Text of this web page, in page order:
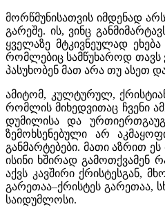
მორწმუნისათვის იმდენად
გარეშე. ის, ვინც
ყველაზე მტკივნეულად
რომლებიც სამწუხაროდ თავს
პასუხობენ მათ არა თუ ასეთ
ამიტომ, კულტურულ,
რომლის მიხედვითაც ჩვენი
დუმილისა და
ზემოხსენებული არ
განმარტებები. მათი აზრით
ისინი ხშირად
აქვს კავშირი ქრისტესგან,
გარეთაა–ქრისტეს
საიდუმლოსი.